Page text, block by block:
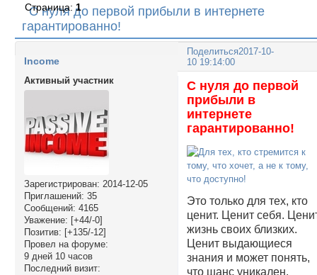
С нуля до первой прибыли в интернете
гарантированно!
Страница:1
Поделиться2017-10-
10 19:14:00
Income
Активный участник
Зарегистрирован: 2014-12-05
Приглашений: 35
Сообщений: 4165
Уважение: [+44/-0]
Позитив: [+135/-12]
Провел на форуме:
9 дней 10 часов
Последний визит:
С нуля до первой
прибыли в
интернете
гарантированно!
Это только для тех, кто
ценит. Ценит себя.
жизнь своих близких.
Ценит выдающиеся
знания и может понять,
что шанс уникален.